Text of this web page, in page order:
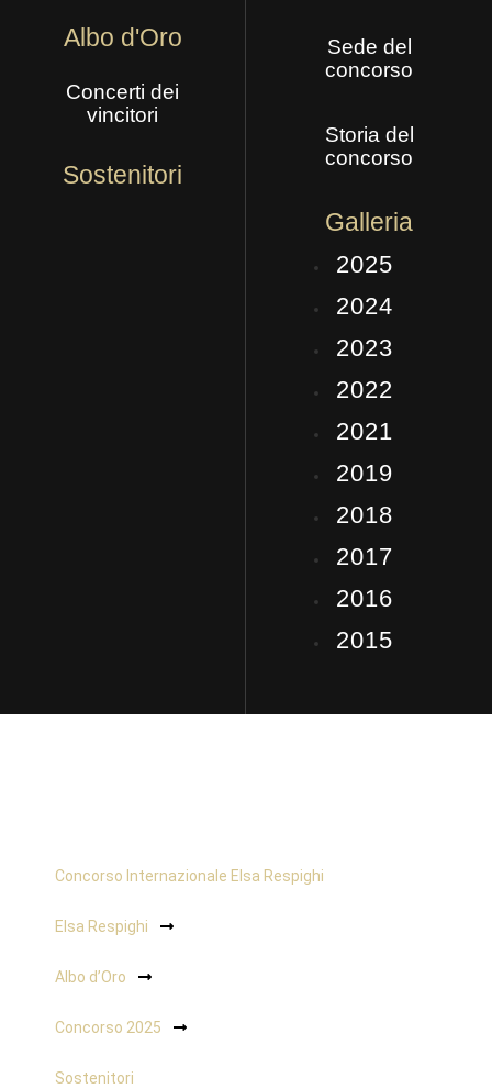
Albo d'Oro
Concerti dei
vincitori
Sostenitori
Sede del
concorso
Storia del
concorso
Galleria
2025
2024
2023
2022
2021
2019
2018
2017
2016
2015
Concorso Internazionale Elsa Respighi
Elsa Respighi
Albo d’Oro
Concorso 2025
Sostenitori